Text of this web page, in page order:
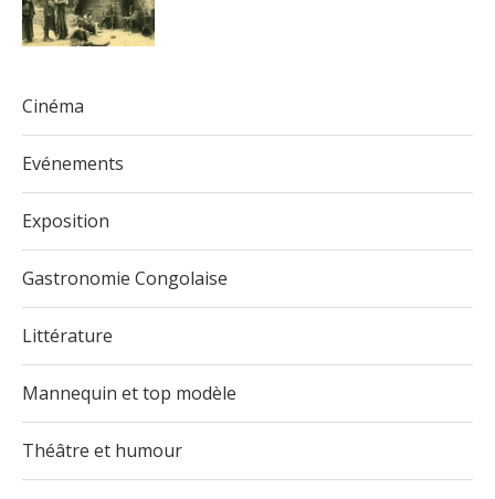
Cinéma
Evénements
Exposition
Gastronomie Congolaise
Littérature
Mannequin et top modèle
Théâtre et humour